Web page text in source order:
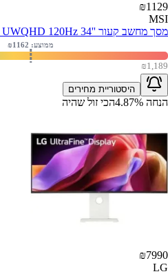
₪1129
MSI
מסך מחשב קעור ''MSI PRO MP341CQW E12 UWQHD 120Hz 34
₪1,189
ממוצע: ₪ 1162
היסטוריית מחירים
הנחה 4.87% הכי זול שהיה
₪7990
LG